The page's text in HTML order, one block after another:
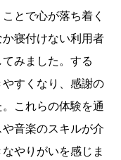
とで心が落ち着く
寝付けない利用者
みました。する
すくなり、感謝の
これらの体験を通
音楽のスキルが介
やりがいを感じま